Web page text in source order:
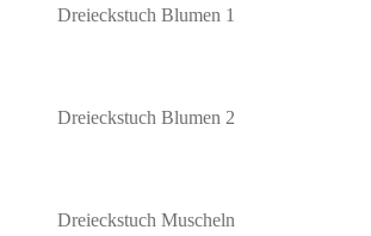
Dreieckstuch Blumen 1
Dreieckstuch Blumen 2
Dreieckstuch Muscheln